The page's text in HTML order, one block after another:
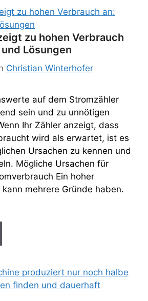
zu hohen Verbrauch
Lösungen
Christian Winterhofer
auf dem Stromzähler
sein und zu unnötigen
Ihr Zähler anzeigt, dass
wird als erwartet, ist es
Ursachen zu kennen und
Mögliche Ursachen für
Ein hoher
mehrere Gründe haben.